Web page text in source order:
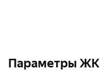
Параметры ЖК